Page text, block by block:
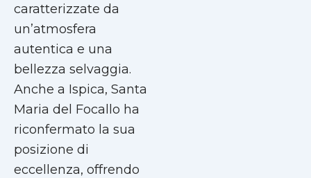
caratterizzate da
un’atmosfera
autentica e una
bellezza selvaggia.
Anche a Ispica, Santa
Maria del Focallo ha
riconfermato la sua
posizione di
eccellenza, offrendo